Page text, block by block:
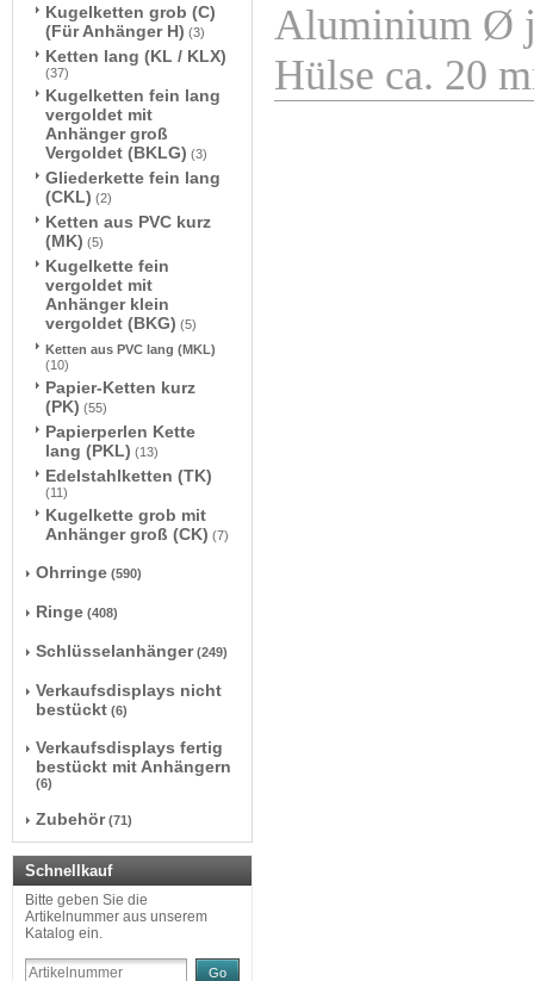
Aluminium Ø
Hülse ca. 20
Kugelketten grob (C)
(Für Anhänger H) (3)
Ketten lang (KL / KLX)
(37)
Kugelketten fein lang
vergoldet mit
Anhänger groß
Vergoldet (BKLG) (3)
Gliederkette fein lang
(CKL) (2)
Ketten aus PVC kurz
(MK) (5)
Kugelkette fein
vergoldet mit
Anhänger klein
vergoldet (BKG) (5)
Ketten aus PVC lang (MKL)
(10)
Papier-Ketten kurz
(PK) (55)
Papierperlen Kette
lang (PKL) (13)
Edelstahlketten (TK)
(11)
Kugelkette grob mit
Anhänger groß (CK) (7)
Ohrringe (590)
Ringe (408)
Schlüsselanhänger (249)
Verkaufsdisplays nicht
bestückt (6)
Verkaufsdisplays fertig
bestückt mit Anhängern
(6)
Zubehör (71)
Schnellkauf
Bitte geben Sie die
Artikelnummer aus unserem
Katalog ein.
Go